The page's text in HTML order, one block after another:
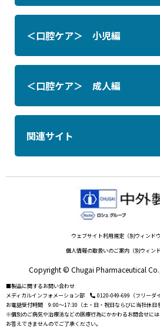
＜口腔ケア＞ 小児編
＜口腔ケア＞ 成人編
関連サイト
ウェブサイト利用規定（別ウィンド
個人情報の取扱いのご案内（別ウィン
Copyright © Chugai Pharmaceutical
■製品に関するお問い合わせ
メディカルインフォメーション部
0120-049-699（フリーダ
お電話受付時間 9:00〜17:30（土・日・祝日ならびに当社休日
※個別のご病気や治療法などの医療行為にかかわるお問合せには
お答えできませんのでご了承ください。